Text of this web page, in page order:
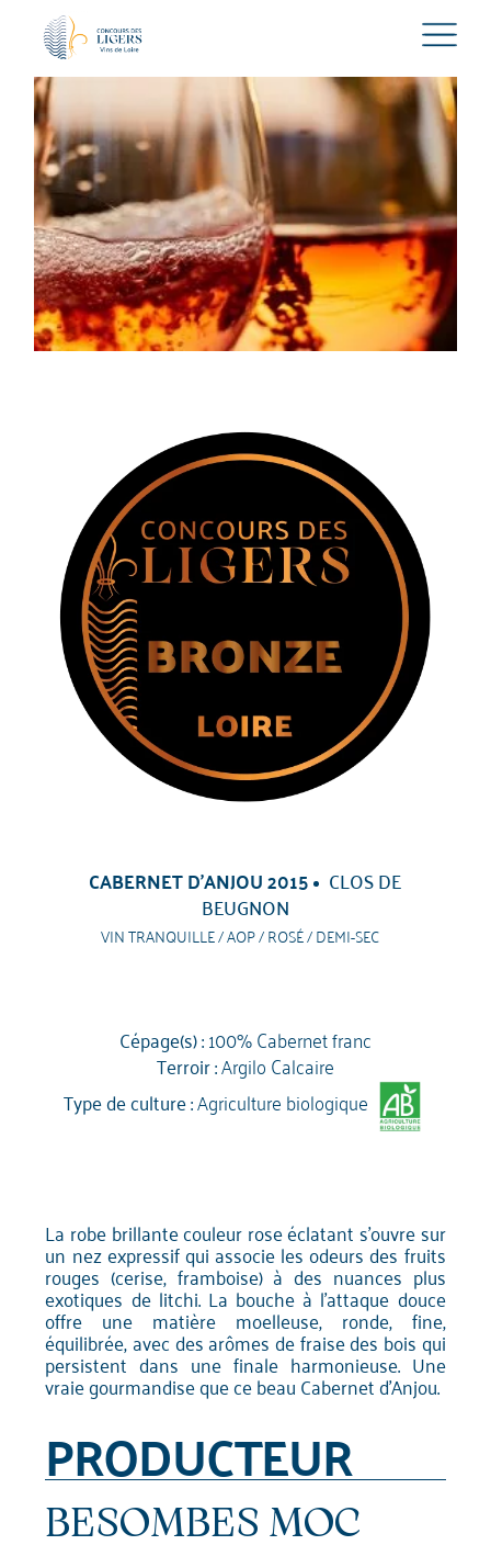
CABERNET D'ANJOU 2015 CLOS DE
BEUGNON
VIN TRANQUILLE / AOP / ROSÉ / DEMI-SEC
Cépage(s) :100% Cabernet franc
Terroir :Argilo Calcaire
Type de culture :Agriculture biologique
La robe brillante couleur rose éclatant s'ouvre sur
un nez expressif qui associe les odeurs des fruits
rouges (cerise, framboise) à des nuances plus
exotiques de litchi. La bouche à l'attaque douce
offre une matière moelleuse, ronde, fine,
équilibrée, avec des arômes de fraise des bois qui
persistent dans une finale harmonieuse. Une
vraie gourmandise que ce beau Cabernet d'Anjou.
PRODUCTEUR
BESOMBES MOC